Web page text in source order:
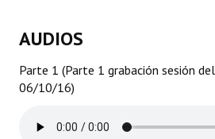
Carta Orgánica 2007
Reglamento Interno
AUDIOS
Parte 1 (Parte 1 grabación sesión
06/10/16)